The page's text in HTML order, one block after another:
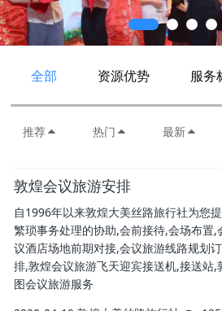
全部 资源优势 服务
推荐 热门 最新
敦煌会议旅游安排
自1996年以来敦煌大美丝路旅行社为您
繁琐事务处理的协助,会前接待,会场布置
议酒店场地前期对接,会议旅游线路规划
排,敦煌会议旅游飞天迎宾接送机,接送站
图会议旅游服务